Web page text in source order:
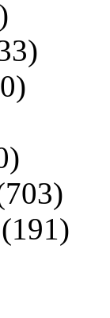
(191)